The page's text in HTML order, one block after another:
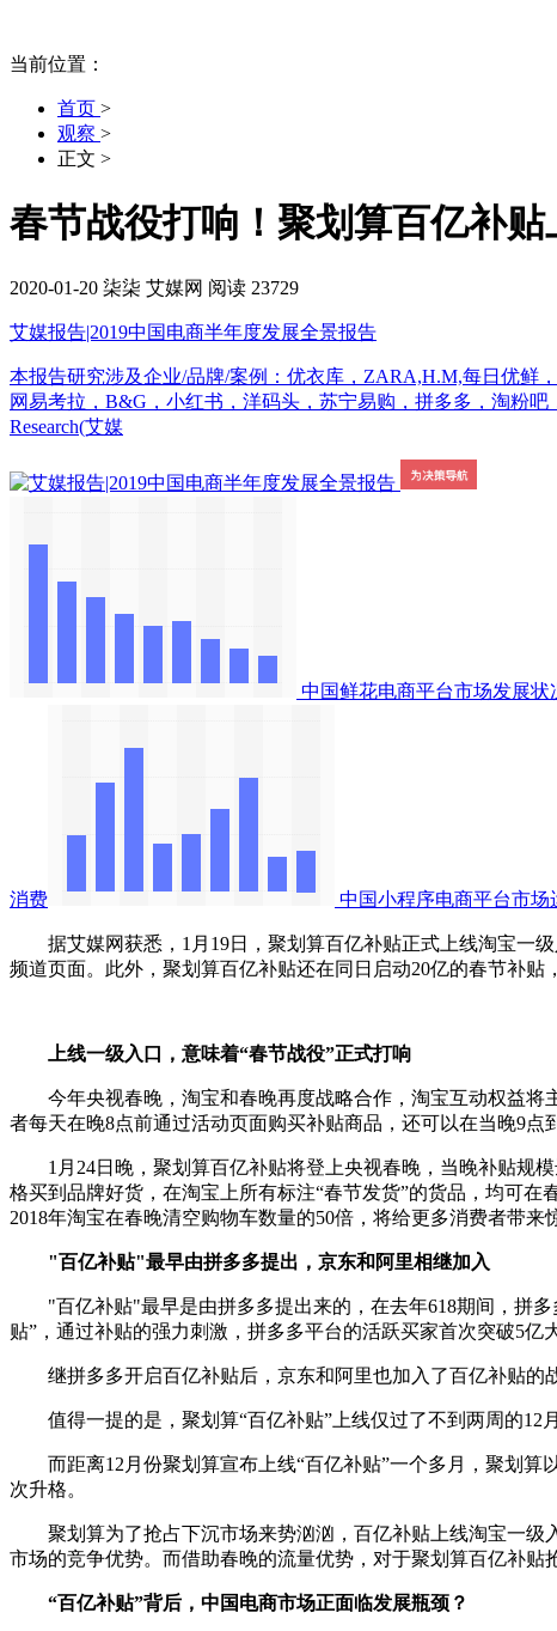
当前位置：
首页 >
观察 >
正文 >
春节战役打响！聚划算百亿补
2020-01-20 柒柒 艾媒网 阅读 23729
艾媒报告|2019中国电商半年度发展全景报告
本报告研究涉及企业/品牌/案例：优衣库，ZARA,H.M,每日优鲜
网易考拉，B&G，小红书，洋码头，苏宁易购，拼多多，淘粉
Research(艾媒
中国鲜花电商平台市场发展状
消费 中国小程序电商平台市
据艾媒网获悉，1月19日，聚划算百亿补贴正式上线淘宝一级
频道页面。此外，聚划算百亿补贴还在同日启动20亿的春节补贴
上线一级入口，意味着“春节战役”正式打响
今年央视春晚，淘宝和春晚再度战略合作，淘宝互动权益将
者每天在晚8点前通过活动页面购买补贴商品，还可以在当晚9点
1月24日晚，聚划算百亿补贴将登上央视春晚，当晚补贴规模
格买到品牌好货，在淘宝上所有标注“春节发货”的货品，均可在
2018年淘宝在春晚清空购物车数量的50倍，将给更多消费者带来
"百亿补贴"最早由拼多多提出，京东和阿里相继加入
"百亿补贴"最早是由拼多多提出来的，在去年618期间，拼多
贴”，通过补贴的强力刺激，拼多多平台的活跃买家首次突破5亿
继拼多多开启百亿补贴后，京东和阿里也加入了百亿补贴的
值得一提的是，聚划算“百亿补贴”上线仅过了不到两周的12月
而距离12月份聚划算宣布上线“百亿补贴”一个多月，聚划算
次升格。
聚划算为了抢占下沉市场来势汹汹，百亿补贴上线淘宝一级
市场的竞争优势。而借助春晚的流量优势，对于聚划算百亿补贴
“百亿补贴”背后，中国电商市场正面临发展瓶颈？